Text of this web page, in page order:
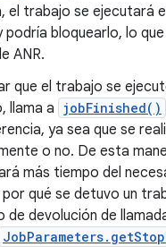
el trabajo se ejecutará
podría bloquearlo, lo
ANR.
que el trabajo se
llama a jobFinished()
ya sea que se
o no. De esta
más tiempo del
qué se detuvo un
de devolución de